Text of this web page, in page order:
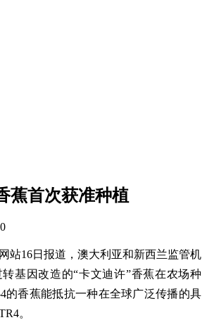
蕉首次获准种植
站16日报道，澳大利亚和新西兰监管机
基因改造的“卡文迪许”香蕉在农场种
的香蕉能抵抗一种在全球广泛传播的具
。